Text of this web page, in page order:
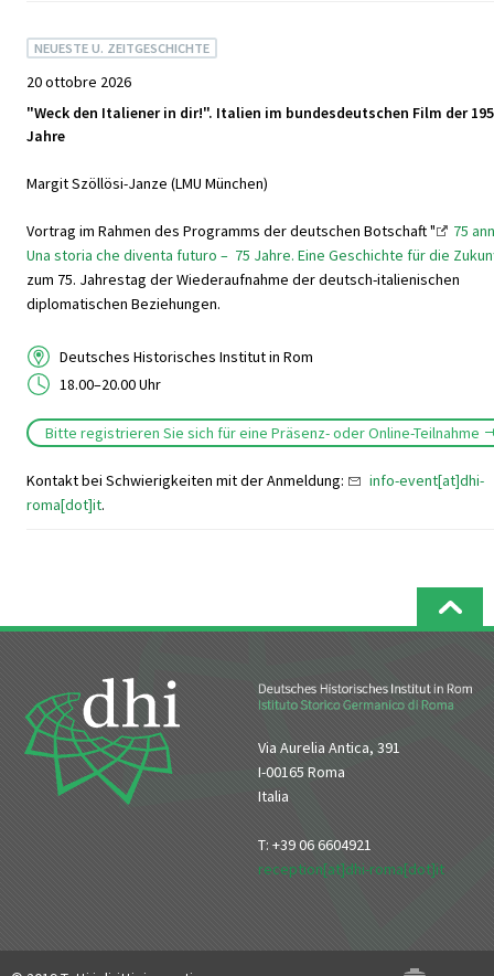
NEUESTE U. ZEITGESCHICHTE
20 ottobre 2026
"Weck den Italiener in dir!". Italien im bundesdeutschen Film der
Jahre
Margit Szöllösi-Janze (LMU München)
Vortrag im Rahmen des Programms der deutschen Botschaft "
75
Una storia che diventa futuro – 75 Jahre. Eine Geschichte für die
zum 75. Jahrestag der Wiederaufnahme der deutsch-italienischen
diplomatischen Beziehungen.
Deutsches Historisches Institut in Rom
18.00–20.00 Uhr
Bitte registrieren Sie sich für eine Präsenz- oder Online-Teilnahme
Kontakt bei Schwierigkeiten mit der Anmeldung:
info-event[at]dhi-
roma[dot]it.
Via Aurelia Antica, 391
I-00165 Roma
Italia
T: +39 06 6604921
reception[at]dhi-roma[dot]it